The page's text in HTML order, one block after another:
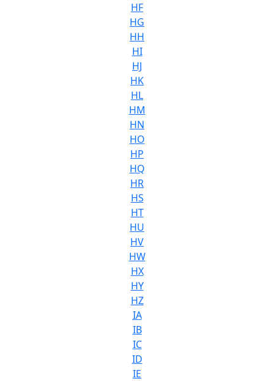
HF
HG
HH
HI
HJ
HK
HL
HM
HN
HO
HP
HQ
HR
HS
HT
HU
HV
HW
HX
HY
HZ
IA
IB
IC
ID
IE